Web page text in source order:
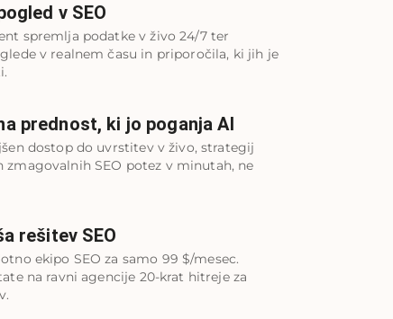
v SEO
spremlja podatke v živo 24/7 ter
v realnem času in priporočila, ki jih je
prednost, ki jo poganja AI
dostop do uvrstitev v živo, strategij
zmagovalnih SEO potez v minutah, ne
rešitev SEO
ekipo SEO za samo 99 $/mesec.
na ravni agencije 20-krat hitreje za